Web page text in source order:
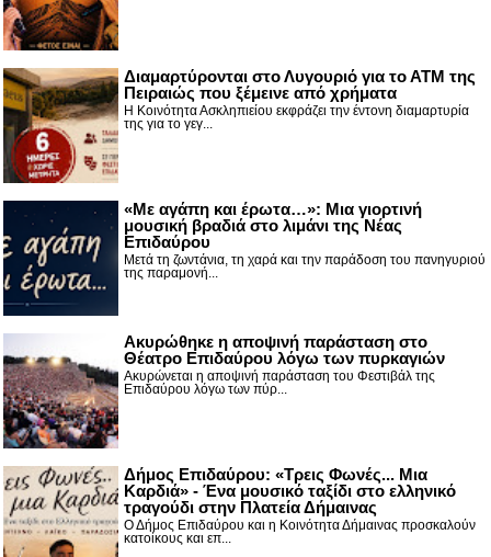
Διαμαρτύρονται στο Λυγουριό για το ΑΤΜ της
Πειραιώς που ξέμεινε από χρήματα
Η Κοινότητα Ασκληπιείου εκφράζει την έντονη διαμαρτυρία
της για το γεγ...
«Με αγάπη και έρωτα…»: Μια γιορτινή
μουσική βραδιά στο λιμάνι της Νέας
Επιδαύρου
Μετά τη ζωντάνια, τη χαρά και την παράδοση του πανηγυριού
της παραμονή...
Ακυρώθηκε η αποψινή παράσταση στο
Θέατρο Επιδαύρου λόγω των πυρκαγιών
Ακυρώνεται η αποψινή παράσταση του Φεστιβάλ της
Επιδαύρου λόγω των πύρ...
Δήμος Επιδαύρου: «Τρεις Φωνές... Μια
Καρδιά» - Ένα μουσικό ταξίδι στο ελληνικό
τραγούδι στην Πλατεία Δήμαινας
Ο Δήμος Επιδαύρου και η Κοινότητα Δήμαινας προσκαλούν
κατοίκους και επ...